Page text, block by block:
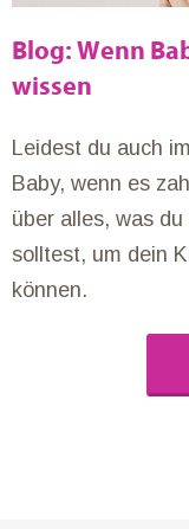
Blog: Wenn
wissen
Leidest du auch
Baby, wenn es
über alles, was
solltest, um dein
können.